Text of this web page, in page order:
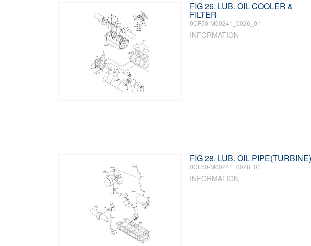
FIG 26. LUB. OIL COOLER &
FILTER
0CF50-M00241_0026_01
INFORMATION
FIG 28. LUB. OIL PIPE(TURBINE)
0CF50-M00241_0028_01
INFORMATION